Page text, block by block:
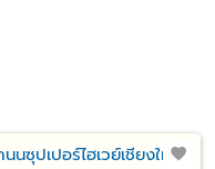
นซุปเปอร์ไฮเวย์เชียงใหม่